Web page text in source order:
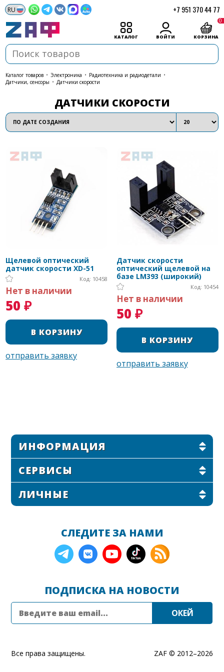
+7 951 370 44 77
КАТАЛОГ ВОЙТИ КОРЗИНА
0
каталог товаров • Электроника • Радиотехника и радиодетали •
Датчики, сенсоры • Датчики скорости
ДАТЧИКИ СКОРОСТИ
Щелевой оптический
датчик скорости XD-51
Код: 10458
Нет в наличии
50 ₽
Датчик скорости
оптический щелевой на
базе LM393 (широкий)
Код: 10454
Нет в наличии
50 ₽
ИНФОРМАЦИЯ
СЕРВИСЫ
ЛИЧНЫЕ
СЛЕДИТЕ ЗА НАМИ
ПОДПИСКА НА НОВОСТИ
ZAF © 2012–2026
Все права защищены.